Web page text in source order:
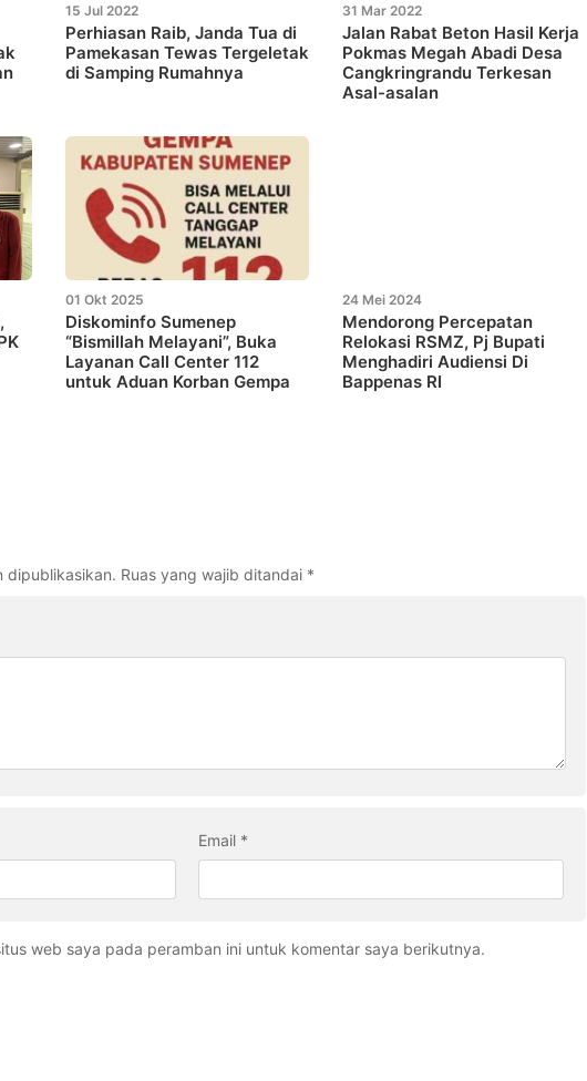
15 Jul 2022
Perhiasan Raib, Janda Tua di
Pamekasan Tewas Tergeletak
di Samping Rumahnya
31 Mar 2022
Jalan Rabat Beton Hasil Kerja
Pokmas Megah Abadi Desa
Cangkringrandu Terkesan
Asal-asalan
01 Okt 2025
Diskominfo Sumenep
“Bismillah Melayani”, Buka
Layanan Call Center 112
untuk Aduan Korban Gempa
24 Mei 2024
Mendorong Percepatan
Relokasi RSMZ, Pj Bupati
Menghadiri Audiensi Di
Bappenas RI
dipublikasikan. Ruas yang wajib ditandai *
Email *
web saya pada peramban ini untuk komentar saya berikutnya.